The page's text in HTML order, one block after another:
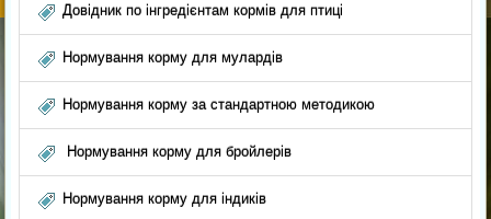
Довідник по інгредієнтам кормів для птиці
Нормування корму для мулардів
Нормування корму за стандартною методикою
Нормування корму для бройлерів
Нормування корму для індиків